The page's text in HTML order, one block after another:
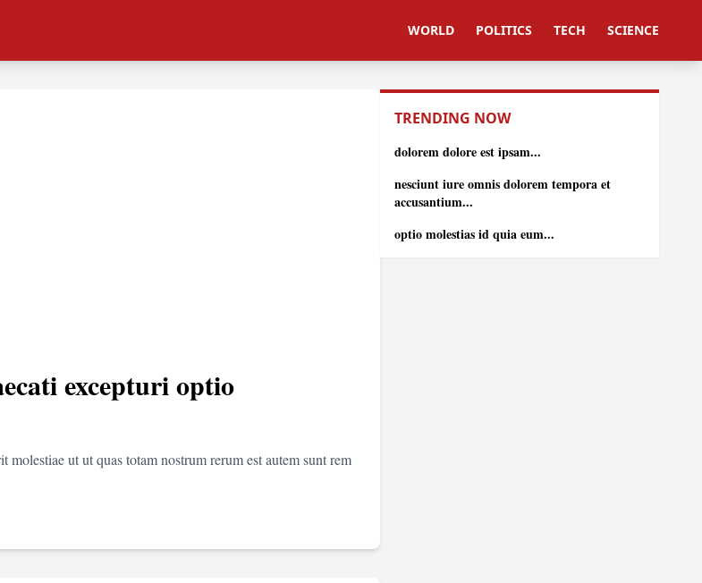
WORLD POLITICS TECH SCIENCE
excepturi optio
ut ut quas totam nostrum rerum est autem sunt rem
TRENDING NOW
dolorem dolore est ipsam...
nesciunt iure omnis dolorem tempora et
accusantium...
optio molestias id quia eum...